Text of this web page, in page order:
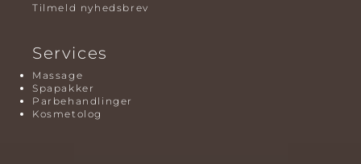
Tilmeld nyhedsbrev
Services
Massage
Spapakker
Parbehandlinger
Kosmetolog